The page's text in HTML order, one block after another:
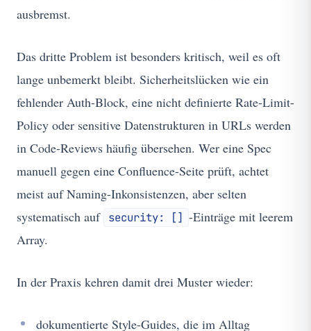
ausbremst.
Das dritte Problem ist besonders kritisch, weil es oft
lange unbemerkt bleibt. Sicherheitslücken wie ein
fehlender Auth-Block, eine nicht definierte Rate-Limit-
Policy oder sensitive Datenstrukturen in URLs werden
in Code-Reviews häufig übersehen. Wer eine Spec
manuell gegen eine Confluence-Seite prüft, achtet
meist auf Naming-Inkonsistenzen, aber selten
systematisch auf security: [] -Einträge mit leerem
Array.
In der Praxis kehren damit drei Muster wieder:
dokumentierte Style-Guides, die im Alltag